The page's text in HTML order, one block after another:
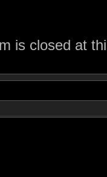
is closed at